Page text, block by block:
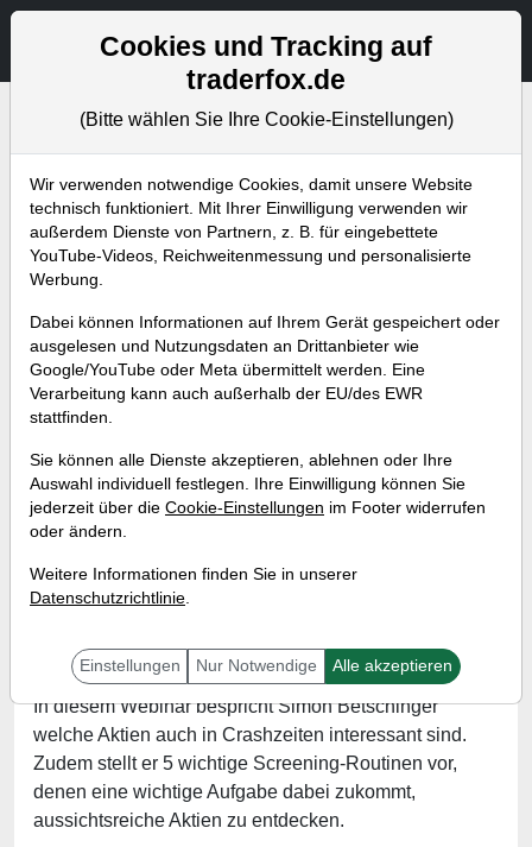
Aktien- und Artikelsuche
Bevorstehende Webinare Alle Aufzeichnungen
Gute Aktien in Zeiten von
Crashmärkten! 5 wichtige
Screening-Routinen.
Wann:Montag, 31. März 2025 von 0:18 bis 19:00
In diesem Webinar bespricht Simon Betschinger
welche Aktien auch in Crashzeiten interessant sind.
Zudem stellt er 5 wichtige Screening-Routinen vor,
denen eine wichtige Aufgabe dabei zukommt,
aussichtsreiche Aktien zu entdecken.
Cookies und Tracking auf
traderfox.de
(Bitte wählen Sie Ihre Cookie-Einstellungen)
Wir verwenden notwendige Cookies, damit unsere Website
technisch funktioniert. Mit Ihrer Einwilligung verwenden wir
außerdem Dienste von Partnern, z. B. für eingebettete
YouTube-Videos, Reichweitenmessung und personalisierte
Werbung.
Dabei können Informationen auf Ihrem Gerät gespeichert oder
ausgelesen und Nutzungsdaten an Drittanbieter wie
Google/YouTube oder Meta übermittelt werden. Eine
Verarbeitung kann auch außerhalb der EU/des EWR
stattfinden.
Sie können alle Dienste akzeptieren, ablehnen oder Ihre
Auswahl individuell festlegen. Ihre Einwilligung können Sie
jederzeit über die Cookie-Einstellungen im Footer widerrufen
oder ändern.
Weitere Informationen finden Sie in unserer
Datenschutzrichtlinie.
Einstellungen Nur Notwendige Alle akzeptieren